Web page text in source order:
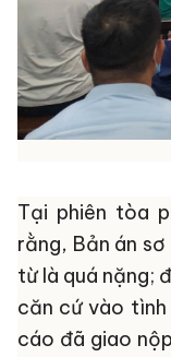
Tại phiên tòa
rằng, Bản án
từ là quá nặng;
căn cứ vào
cáo đã giao